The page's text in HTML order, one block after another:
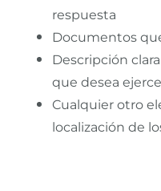
respuesta
Documentos
Descripción
que desea
Cualquier otro
localización de